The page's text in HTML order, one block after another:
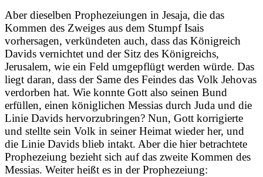
Aber dieselben Prophezeiungen in Jesaja, die das
Kommen des Zweiges aus dem Stumpf Isais
vorhersagen, verkündeten auch, dass das Königreich
Davids vernichtet und der Sitz des Königreichs,
Jerusalem, wie ein Feld umgepflügt werden würde. Das
liegt daran, dass der Same des Feindes das Volk Jehovas
verdorben hat. Wie konnte Gott also seinen Bund
erfüllen, einen königlichen Messias durch Juda und die
Linie Davids hervorzubringen? Nun, Gott korrigierte
und stellte sein Volk in seiner Heimat wieder her, und
die Linie Davids blieb intakt. Aber die hier betrachtete
Prophezeiung bezieht sich auf das zweite Kommen des
Messias. Weiter heißt es in der Prophezeiung: